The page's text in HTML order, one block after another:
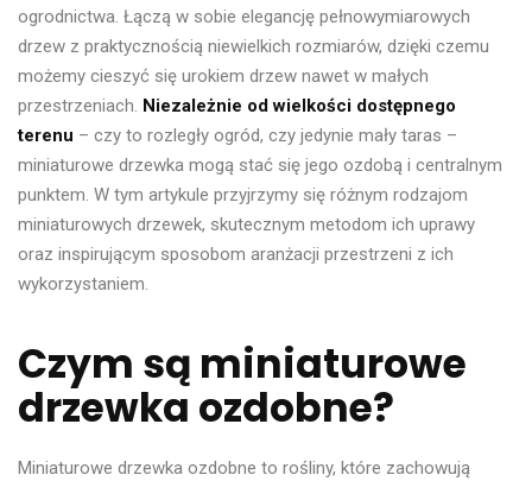
ogrodnictwa. Łączą w sobie elegancję pełnowymiarowych
drzew z praktycznością niewielkich rozmiarów, dzięki czemu
możemy cieszyć się urokiem drzew nawet w małych
przestrzeniach. Niezależnie od wielkości dostępnego
terenu – czy to rozległy ogród, czy jedynie mały taras –
miniaturowe drzewka mogą stać się jego ozdobą i centralnym
punktem. W tym artykule przyjrzymy się różnym rodzajom
miniaturowych drzewek, skutecznym metodom ich uprawy
oraz inspirującym sposobom aranżacji przestrzeni z ich
wykorzystaniem.
Czym są miniaturowe
drzewka ozdobne?
Miniaturowe drzewka ozdobne to rośliny, które zachowują